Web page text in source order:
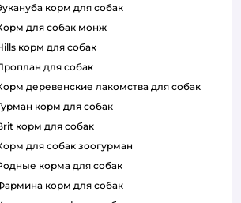
эукануба корм для собак
корм для собак монж
hills корм для собак
проплан для собак
корм деревенские лакомства для собак
гурман корм для собак
brit корм для собак
корм для собак зоогурман
родные корма для собак
фармина корм для собак